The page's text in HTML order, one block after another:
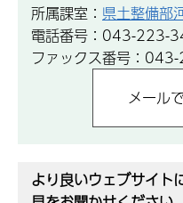
所属課室： 県土整備部
電話番号：043-223-
ファックス番号：
より良いウェブサイト